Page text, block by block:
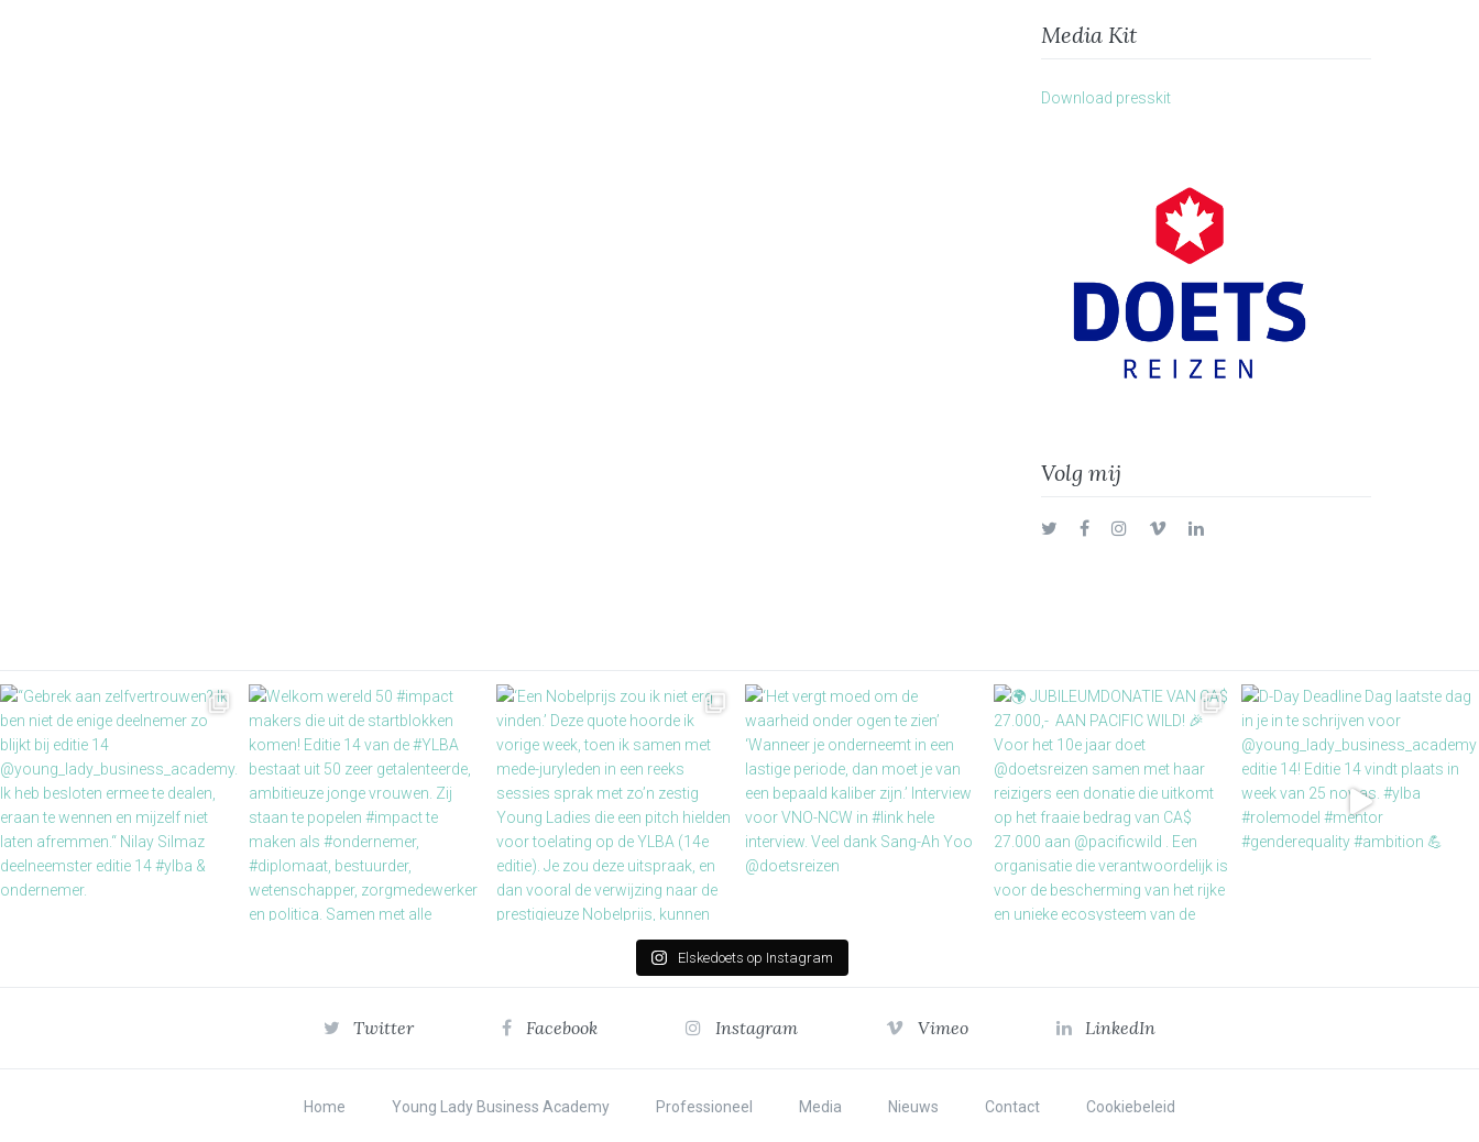
Media Kit
Download presskit
Volg mij
TwitterFacebookInstagram
VimeoLinkedIn
Elskedoets op Instagram
Twitter Facebook Instagram Vimeo LinkedIn
Home Young Lady Business Academy Professioneel Media Nieuws Contact Cookiebeleid